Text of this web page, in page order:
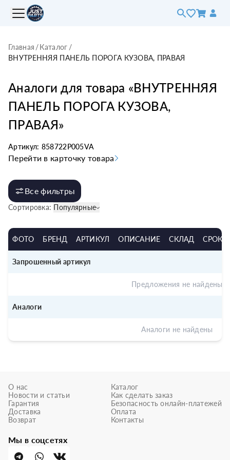
Главная /Каталог /
ВНУТРЕННЯЯ ПАНЕЛЬ ПОРОГА КУЗОВА, ПРАВАЯ
Аналоги для товара «ВНУТРЕННЯЯ
ПАНЕЛЬ ПОРОГА КУЗОВА,
ПРАВАЯ»
Артикул: 858722P005VA
Перейти в карточку товара
Все фильтры
Сортировка: Популярные
ФОТО БРЕНД АРТИКУЛ ОПИСАНИЕ СКЛАД СРОК
Запрошенный артикул
Предложения не найдены
Аналоги
Аналоги не найдены
О нас
Новости и статьи
Гарантия
Доставка
Возврат
Каталог
Как сделать заказ
Безопасность онлайн-платежей
Оплата
Контакты
Мы в соцсетях